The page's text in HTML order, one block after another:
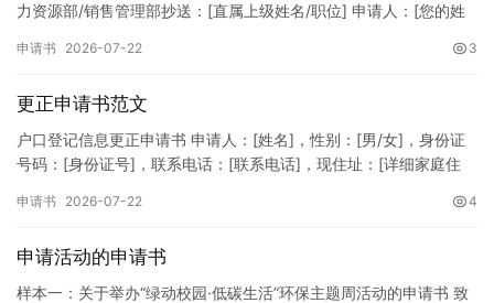
力资源部/销售管理部抄送：[直属上级姓名/职位] 申请人：[您的姓
申请书 2026-07-22 3
更正申请书范文
户口登记信息更正申请书 申请人：[姓名]，性别：[男/女]，身份证
号码：[身份证号]，联系电话：[联系电话]，现住址：[详细家庭住
申请书 2026-07-22 4
申请活动的申请书
样本一：关于举办“绿动校园·低碳生活”环保主题周活动的申请书 致